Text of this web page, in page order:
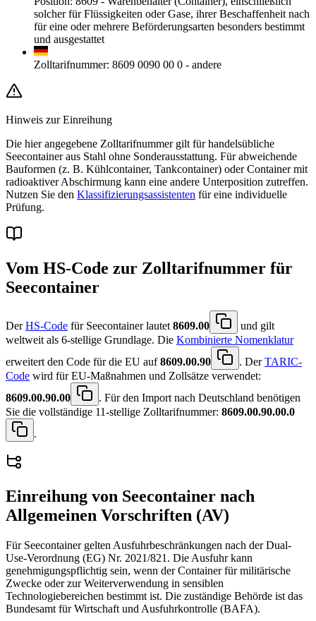
solcher für Flüssigkeiten oder Gase, ihrer Beschaffenheit nach
für eine oder mehrere Beförderungsarten besonders bestimmt
und ausgestattet
Zolltarifnummer: 8609 0090 00 0 - andere
Hinweis zur Einreihung
Die hier angegebene Zolltarifnummer gilt für handelsübliche
Seecontainer aus Stahl ohne Sonderausstattung. Für abweichende
Bauformen (z. B. Kühlcontainer, Tankcontainer) oder Container mit
radioaktiver Abschirmung kann eine andere Unterposition zutreffen.
Nutzen Sie den Klassifizierungsassistenten für eine individuelle
Prüfung.
Vom HS-Code zur Zolltarifnummer für
Seecontainer
DerHS-Code für Seecontainer lautet8609.00
und gilt
weltweit als 6-stellige Grundlage. Die Kombinierte Nomenklatur
erweitert den Code für die EU auf8609.00.90 . DerTARIC-
Code wird für EU-Maßnahmen und Zollsätze verwendet:
8609.00.90.00
. Für den Import nach Deutschland benötigen
Sie die vollständige 11-stellige Zolltarifnummer: 8609.00.90.00.0
.
Einreihung von Seecontainer nach
Allgemeinen Vorschriften (AV)
Für Seecontainer gelten Ausfuhrbeschränkungen nach der Dual-
Use-Verordnung (EG) Nr. 2021/821. Die Ausfuhr kann
genehmigungspflichtig sein, wenn der Container für militärische
Zwecke oder zur Weiterverwendung in sensiblen
Technologiebereichen bestimmt ist. Die zuständige Behörde ist das
Bundesamt für Wirtschaft und Ausfuhrkontrolle (BAFA).